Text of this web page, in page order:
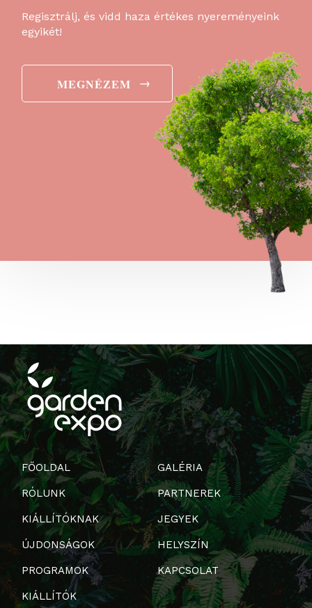
Regisztrálj, és vidd haza értékes nyereményeink
egyikét!
MEGNÉZEM →
FŐOLDAL
RÓLUNK
KIÁLLÍTÓKNAK
ÚJDONSÁGOK
PROGRAMOK
KIÁLLÍTÓK
GALÉRIA
PARTNEREK
JEGYEK
HELYSZÍN
KAPCSOLAT